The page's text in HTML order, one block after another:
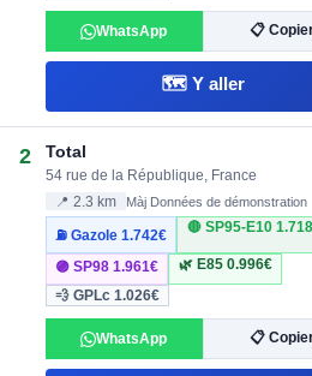
WhatsApp 📋
🗺️ Y aller
2 Total
54 rue de la République, France
📍 2.3 km Màj Données de démonstration
⛽ Gazole1.742€
🔴 SP95-E10
🟣 SP981.961€ 🌿 E85 0.996€
💨 GPLc1.026€
WhatsApp 📋